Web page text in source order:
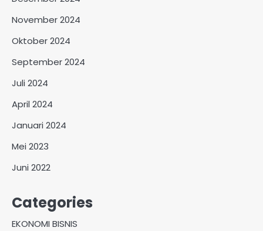
November 2024
Oktober 2024
September 2024
Juli 2024
April 2024
Januari 2024
Mei 2023
Juni 2022
Categories
EKONOMI BISNIS